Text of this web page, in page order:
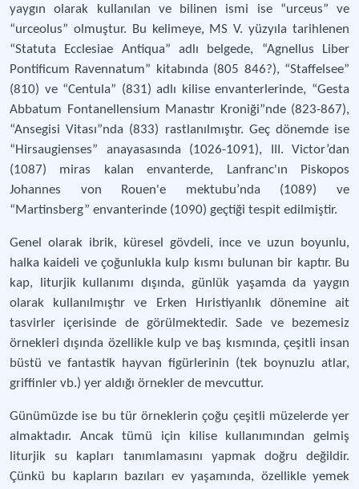
yaygın olarak kullanılan ve bilinen ismi ise “urceus” ve
“urceolus” olmuştur. Bu kelimeye, MS V. yüzyıla tarihlenen
“Statuta Ecclesiae Antiqua” adlı belgede, “Agnellus Liber
Pontificum Ravennatum” kitabında (805 846?), “Staffelsee”
(810) ve “Centula” (831) adlı kilise envanterlerinde, “Gesta
Abbatum Fontanellensium Manastır Kroniği”nde (823-867),
“Ansegisi Vitası”nda (833) rastlanılmıştır. Geç dönemde ise
“Hirsaugienses” anayasasında (1026-1091), III. Victor’dan
(1087) miras kalan envanterde, Lanfranc'ın Piskopos
Johannes von Rouen'e mektubu’nda (1089) ve
“Martinsberg” envanterinde (1090) geçtiği tespit edilmiştir.
Genel olarak ibrik, küresel gövdeli, ince ve uzun boyunlu,
halka kaideli ve çoğunlukla kulp kısmı bulunan bir kaptır. Bu
kap, liturjik kullanımı dışında, günlük yaşamda da yaygın
olarak kullanılmıştır ve Erken Hıristiyanlık dönemine ait
tasvirler içerisinde de görülmektedir. Sade ve bezemesiz
örnekleri dışında özellikle kulp ve baş kısmında, çeşitli insan
büstü ve fantastik hayvan figürlerinin (tek boynuzlu atlar,
griffinler vb.) yer aldığı örnekler de mevcuttur.
Günümüzde ise bu tür örneklerin çoğu çeşitli müzelerde yer
almaktadır. Ancak tümü için kilise kullanımından gelmiş
liturjik su kapları tanımlamasını yapmak doğru değildir.
Çünkü bu kapların bazıları ev yaşamında, özellikle yemek